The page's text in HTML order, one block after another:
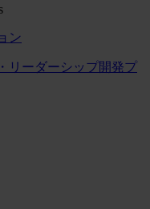
ン
リーダーシップ開発プ